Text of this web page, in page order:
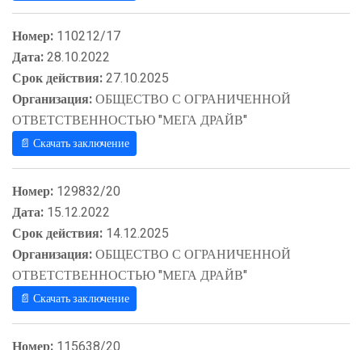
Номер: 110212/17
Дата:28.10.2022
Срок действия:27.10.2025
Организация:ОБЩЕСТВО С ОГРАНИЧЕННОЙ
ОТВЕТСТВЕННОСТЬЮ "МЕГА ДРАЙВ"
📄 Скачать заключение
Номер: 129832/20
Дата: 15.12.2022
Срок действия: 14.12.2025
Организация:ОБЩЕСТВО С ОГРАНИЧЕННОЙ
ОТВЕТСТВЕННОСТЬЮ "МЕГА ДРАЙВ"
📄 Скачать заключение